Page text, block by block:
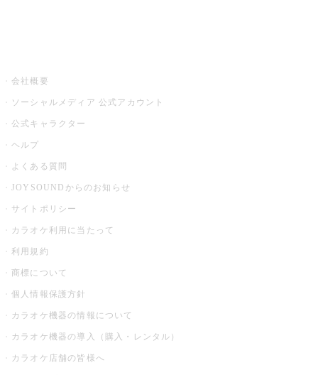
会社概要
ソーシャルメディア 公式アカウント
公式キャラクター
ヘルプ
よくある質問
JOYSOUNDからのお知らせ
サイトポリシー
カラオケ利用に当たって
利用規約
商標について
個人情報保護方針
カラオケ機器の情報について
カラオケ機器の導入（購入・レンタル）
カラオケ店舗の皆様へ